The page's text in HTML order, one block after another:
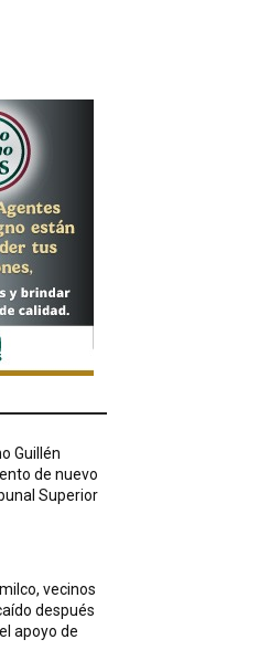
Guillén
de nuevo
Superior
vecinos
después
apoyo de